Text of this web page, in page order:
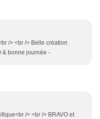
/> <br /> Belle création
& bonne journée -
/> <br /> BRAVO et